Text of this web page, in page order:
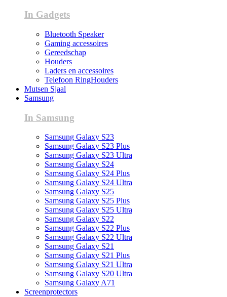
In Gadgets
Bluetooth Speaker
Gaming accessoires
Gereedschap
Houders
Laders en accessoires
Telefoon RingHouders
Mutsen Sjaal
Samsung
In Samsung
Samsung Galaxy S23
Samsung Galaxy S23 Plus
Samsung Galaxy S23 Ultra
Samsung Galaxy S24
Samsung Galaxy S24 Plus
Samsung Galaxy S24 Ultra
Samsung Galaxy S25
Samsung Galaxy S25 Plus
Samsung Galaxy S25 Ultra
Samsung Galaxy S22
Samsung Galaxy S22 Plus
Samsung Galaxy S22 Ultra
Samsung Galaxy S21
Samsung Galaxy S21 Plus
Samsung Galaxy S21 Ultra
Samsung Galaxy S20 Ultra
Samsung Galaxy A71
Screenprotectors